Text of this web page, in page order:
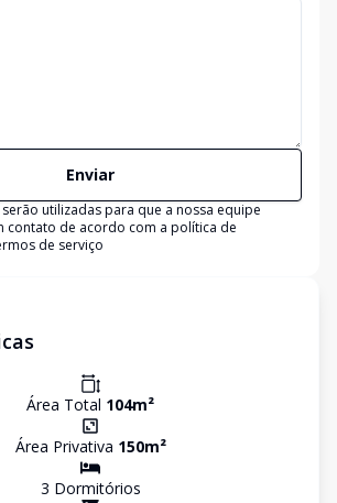
Enviar
utilizadas para que a nossa equipe
contato de acordo com a política de
de serviço
Área Total 104m²
Área Privativa 150m²
3 Dormitórios